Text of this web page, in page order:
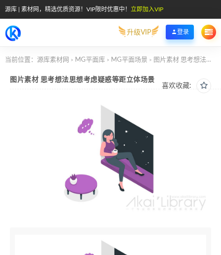
源库 | 素材网，精选优质资源！VIP限时优惠中！ 立即加入VIP
升级VIP 登录
当前位置： 源库素材网 > MG平面库 > MG平面场景 > 图片素材 思考想法思想考虑疑惑等距立体场景
喜欢收藏:
图片素材 思考想法思想考虑疑惑等距立体场景